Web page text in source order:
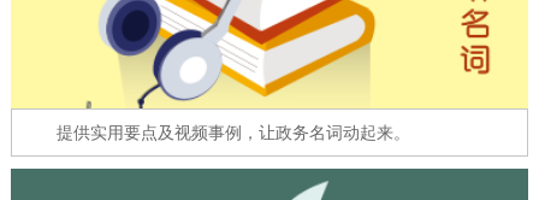
走进北京
十六区概览 人文北京
绿色北京 图说北京
提供实用要点及视频事例，让政务名词动起来。